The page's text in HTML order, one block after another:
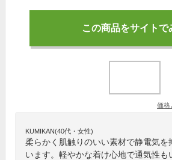
この商品をサイトで
価格
KUMIKAN(40代・女性)
柔らかく肌触りのいい素材で静電気を
います。軽やかな着け心地で通気性も